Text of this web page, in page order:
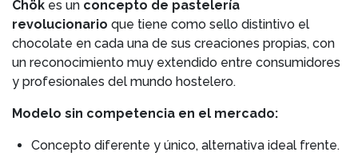
Chök es un concepto de pastelería
revolucionario que tiene como sello distintivo el
chocolate en cada una de sus creaciones propias, con
un reconocimiento muy extendido entre consumidores
y profesionales del mundo hostelero.
Modelo sin competencia en el mercado:
Concepto diferente y único, alternativa ideal frente.